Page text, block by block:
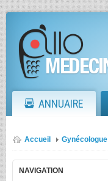
ANNUAIRE
Accueil Gynécologue
NAVIGATION